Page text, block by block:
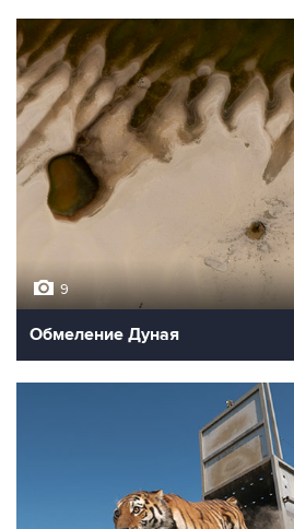
9
Обмеление Дуная